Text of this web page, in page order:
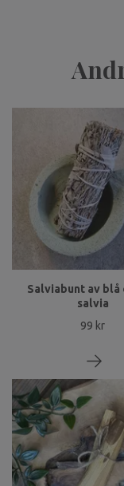
Salviabunt av blå
salvia
99 kr